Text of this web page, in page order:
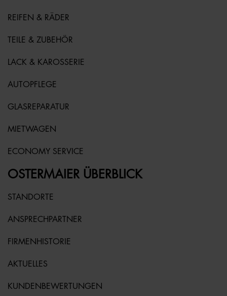
REIFEN & RÄDER
TEILE & ZUBEHÖR
LACK & KAROSSERIE
AUTOPFLEGE
GLASREPARATUR
MIETWAGEN
ECONOMY SERVICE
OSTERMAIER ÜBERBLICK
STANDORTE
ANSPRECHPARTNER
FIRMENHISTORIE
AKTUELLES
KUNDENBEWERTUNGEN